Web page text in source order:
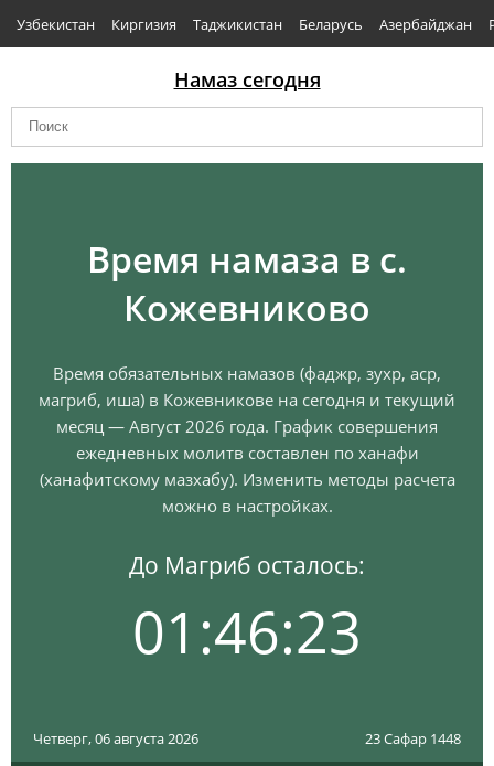
Узбекистан Киргизия Таджикистан Беларусь Азербайджан
Намаз сегодня
Время намаза в с.
Кожевниково
Время обязательных намазов (фаджр, зухр, аср,
магриб, иша) в Кожевникове на сегодня и текущий
месяц — Август 2026 года. График совершения
ежедневных молитв составлен по ханафи
(ханафитскому мазхабу). Изменить методы расчета
можно в настройках.
До Магриб осталось:
01:46:22
Четверг, 06 августа 2026 23 Сафар 1448